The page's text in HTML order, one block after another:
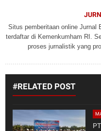
Situs pemberitaan online Jurnal
terdaftar di Kemenkumham RI.
proses jurnalistik yang
#RELATED POST